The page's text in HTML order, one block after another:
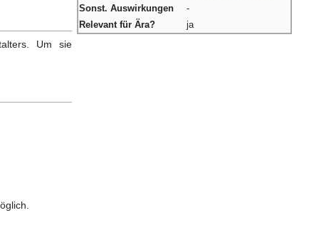
Sonst. Auswirkungen
-
Relevant für Ära?
ja
Um sie